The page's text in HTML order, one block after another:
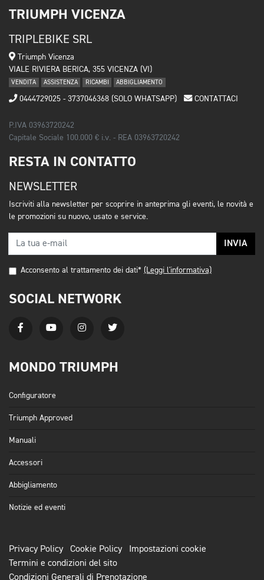
TRIUMPH VICENZA
TRIPLEBIKE SRL
Triumph Vicenza
VIALE RIVIERA BERICA, 355 VICENZA (VI)
VENDITA ASSISTENZA RICAMBI ABBIGLIAMENTO
0444729025 - 3737046368 (SOLO WHATSAPP) CONTATTACI
P.IVA 03963720242
Capitale Sociale 100.000 € i.v. - REA 03963720242
RESTA IN CONTATTO
NEWSLETTER
Iscriviti alla newsletter per scoprire in anteprima gli eventi, le novità e
le promozioni su nuovo, usato e service.
INVIA
Acconsento al trattamento dei dati* (Leggi l'informativa)
SOCIAL NETWORK
MONDO TRIUMPH
Configuratore
Triumph Approved
Manuali
Accessori
Abbigliamento
Notizie ed eventi
Privacy Policy Cookie Policy
Impostazioni cookie
Termini e condizioni del sito
Condizioni Generali di Prenotazione